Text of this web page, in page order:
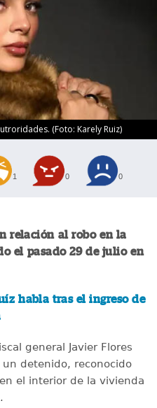
(Foto: Karely Ruiz)
1 0 0
relación al robo en la
el pasado 29 de julio en
habla tras el ingreso de
general Javier Flores
detenido, reconocido
el interior de la vivienda